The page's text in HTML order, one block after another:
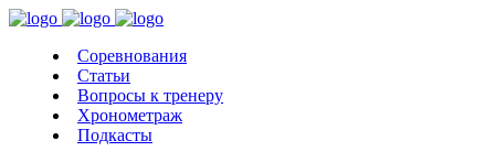
Соревнования
Статьи
Вопросы к тренеру
Хронометраж
Подкасты